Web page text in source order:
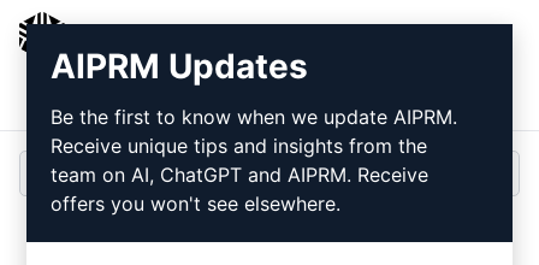
로그인
AIPRM Updates
Be the first to know when we update AIPRM.
Receive unique tips and insights from the
team on AI, ChatGPT and AIPRM. Receive
offers you won't see elsewhere.